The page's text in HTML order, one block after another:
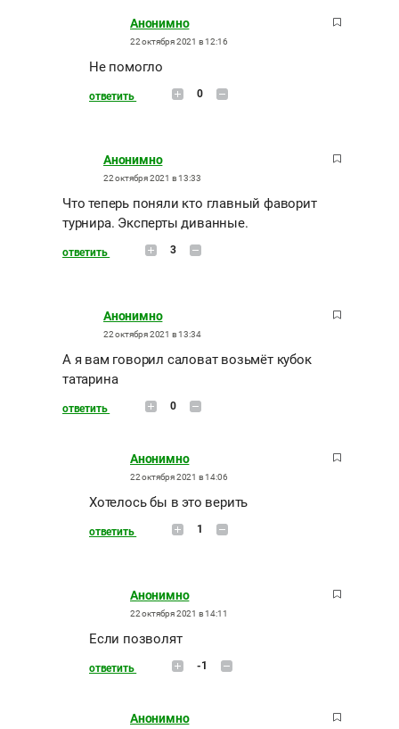
Анонимно
22 октября 2021 в 12:16
Не помогло
ответить 0
Анонимно
22 октября 2021 в 13:33
Что теперь поняли кто главный фаворит
турнира. Эксперты диванные.
ответить 3
Анонимно
22 октября 2021 в 13:34
А я вам говорил саловат возьмёт кубок
татарина
ответить 0
Анонимно
22 октября 2021 в 14:06
Хотелось бы в это верить
ответить 1
Анонимно
22 октября 2021 в 14:11
Если позволят
ответить -1
Анонимно